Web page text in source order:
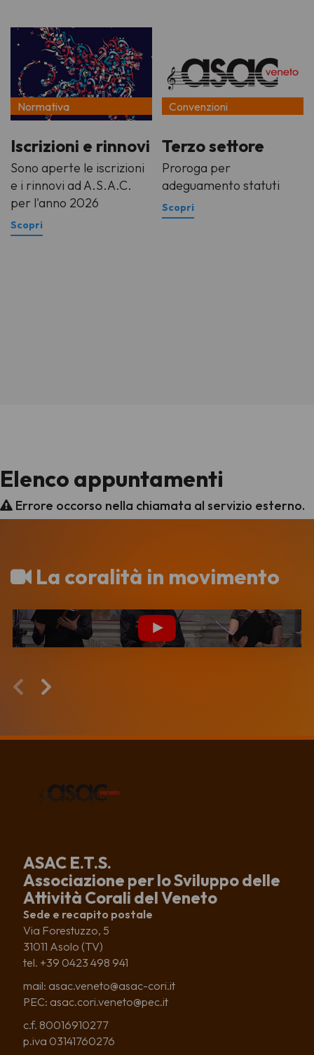
Iscrizioni e rinnovi
Sono aperte le iscrizioni
e i rinnovi ad A.S.A.C.
per l'anno 2026
Normativa
Terzo settore
Proroga per
adeguamento statuti
Convenzioni
Elenco appuntamenti
Errore occorso nella chiamata al servizio esterno.
La coralità in movimento
ASAC E.T.S.
Associazione per lo Sviluppo delle
Attività Corali del Veneto
Sede e recapito postale
Via Forestuzzo, 5
31011 Asolo (TV)
tel. +39 0423 498 941
mail: asac.veneto@asac-cori.it
PEC: asac.cori.veneto@pec.it
c.f. 80016910277
p.iva 03141760276